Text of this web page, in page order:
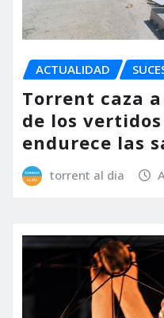
ACTUALIDAD
Torrent caza
de los
endurece las
torrent al dia